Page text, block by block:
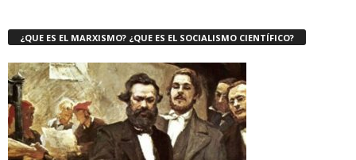
¿QUE ES EL MARXISMO? ¿QUE ES EL SOCIALISMO CIENTÍFICO?